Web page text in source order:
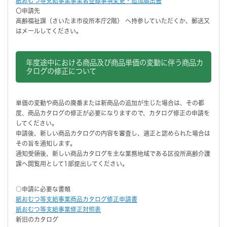
〇申請先
高齢福祉課（さいたま市役所本庁2階） へ持参していただくか、郵送又
はメールしてください。
年度途中における商品及び商品単価の変動に伴う商品カ
タログの修正について
単価の変動や商品の廃番または新商品の追加が生じた場合は、その都
度、商品カタログの修正が必要になりますので、カタログ修正の申請を
してください。
申請後、新しい商品カタログの内容を審査し、適正と認められた場合は
その旨を通知します。
通知受領後、新しい商品カタログを主な業務地域である区役所高齢介護
課へ閲覧用として1部提出してください。
○申請に必要な書類
紙おむつ等支給事業商品カタログ修正申請書
紙おむつ等支給事業修正対照表
新旧のカタログ